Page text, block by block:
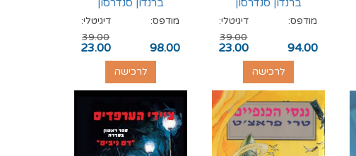
ברנדון סנדרסון
מודפס:
94.00
דיגיטלי:
39.00
23.00
לרכישה
ברנדון סנדרסון
מודפס:
98.00
דיגיטלי:
39.00
23.00
לרכישה